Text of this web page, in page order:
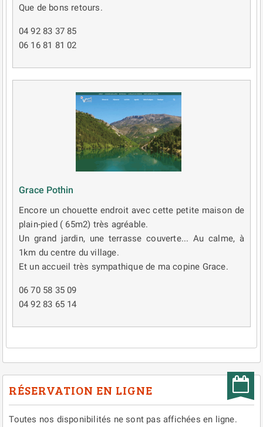
Que de bons retours.
04 92 83 37 85
06 16 81 81 02
Grace Pothin
Encore un chouette endroit avec cette petite maison de
plain-pied ( 65m2) très agréable.
Un grand jardin, une terrasse couverte... Au calme, à
1km du centre du village.
Et un accueil très sympathique de ma copine Grace.
06 70 58 35 09
04 92 83 65 14
RÉSERVATION EN LIGNE
Toutes nos disponibilités ne sont pas affichées en ligne.